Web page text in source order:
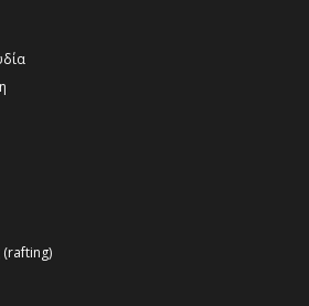
στον Κατάλογο Παγκόσμιας
– Ομόφωνη η απόφαση Ο
ως φυσικό και πολιτιστικό
αξίας για την
(rafting)